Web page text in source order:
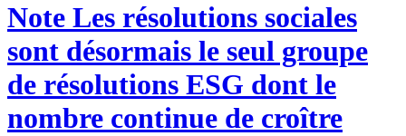
Note Les résolutions sociales
sont désormais le seul groupe
de résolutions ESG dont le
nombre continue de croître